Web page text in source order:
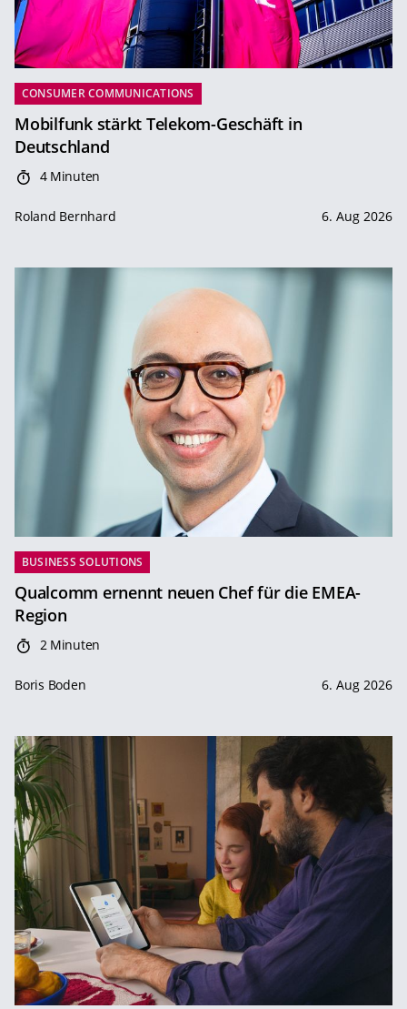
CONSUMER COMMUNICATIONS
Mobilfunk stärkt Telekom-Geschäft in
Deutschland
4 Minuten
Roland Bernhard 6. Aug 2026
BUSINESS SOLUTIONS
Qualcomm ernennt neuen Chef für die EMEA-
Region
2 Minuten
Boris Boden 6. Aug 2026